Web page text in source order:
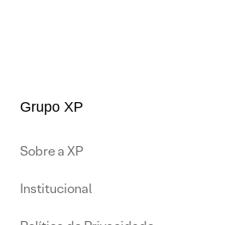
Grupo XP
Sobre a XP
Institucional